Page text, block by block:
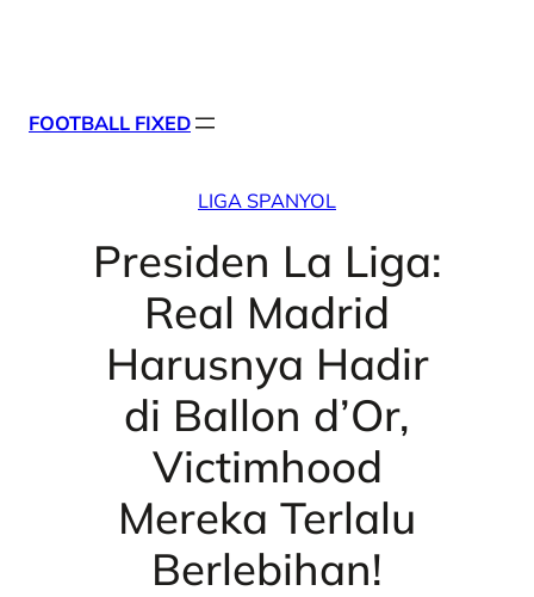
FOOTBALL FIXED
LIGA SPANYOL
Presiden La Liga:
Real Madrid
Harusnya Hadir
di Ballon d’Or,
Victimhood
Mereka Terlalu
Berlebihan!